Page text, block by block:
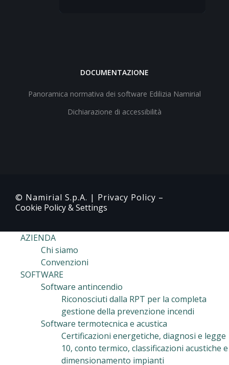
DOCUMENTAZIONE
Panoramica normativa dei software Edilizia Namirial
Dichiarazione di accessibilità
© Namirial S.p.A. | Privacy Policy –
Cookie Policy & Settings
AZIENDA
Chi siamo
Convenzioni
SOFTWARE
Software antincendio
Riconosciuti dalla RPT per la completa
gestione della prevenzione incendi
Software termotecnica e acustica
Certificazioni energetiche, diagnosi e legge
10, conto termico, classificazioni acustiche e
dimensionamento impianti